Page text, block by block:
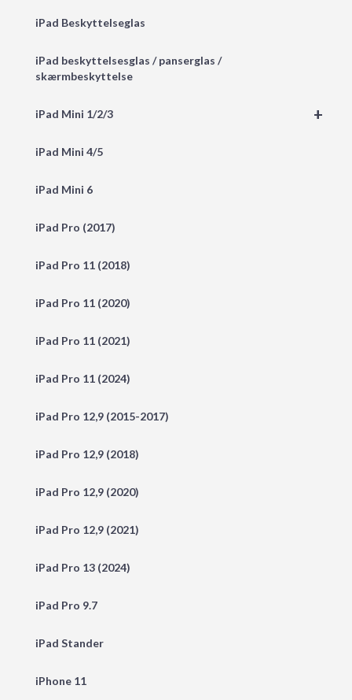
iPad Beskyttelseglas
iPad beskyttelsesglas / panserglas /
skærmbeskyttelse
+
iPad Mini 1/2/3
iPad Mini 4/5
iPad Mini 6
iPad Pro (2017)
iPad Pro 11 (2018)
iPad Pro 11 (2020)
iPad Pro 11 (2021)
iPad Pro 11 (2024)
iPad Pro 12,9 (2015-2017)
iPad Pro 12,9 (2018)
iPad Pro 12,9 (2020)
iPad Pro 12,9 (2021)
iPad Pro 13 (2024)
iPad Pro 9.7
iPad Stander
iPhone 11